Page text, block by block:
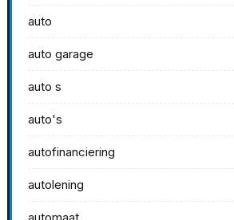
auto
auto garage
auto s
auto's
autofinanciering
autolening